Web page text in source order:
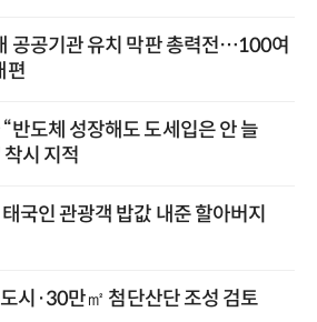
공공기관 유치 막판 총력전…100여
편
반도체 성장해도 도세입은 안 늘
시 지적
국인 관광객 밥값 내준 할아버지
시·30만㎡ 첨단산단 조성 검토